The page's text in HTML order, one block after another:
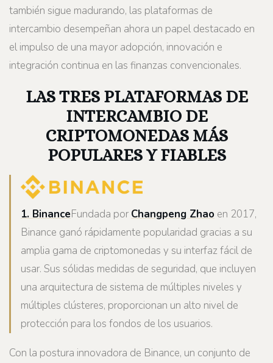
también sigue madurando, las plataformas de
intercambio desempeñan ahora un papel destacado en
el impulso de una mayor adopción, innovación e
integración continua en las finanzas convencionales.
LAS TRES PLATAFORMAS DE
INTERCAMBIO DE
CRIPTOMONEDAS MÁS
POPULARES Y FIABLES
1. BinanceFundada por Changpeng Zhao en 2017,
Binance ganó rápidamente popularidad gracias a su
amplia gama de criptomonedas y su interfaz fácil de
usar. Sus sólidas medidas de seguridad, que incluyen
una arquitectura de sistema de múltiples niveles y
múltiples clústeres, proporcionan un alto nivel de
protección para los fondos de los usuarios.
Con la postura innovadora de Binance, un conjunto de